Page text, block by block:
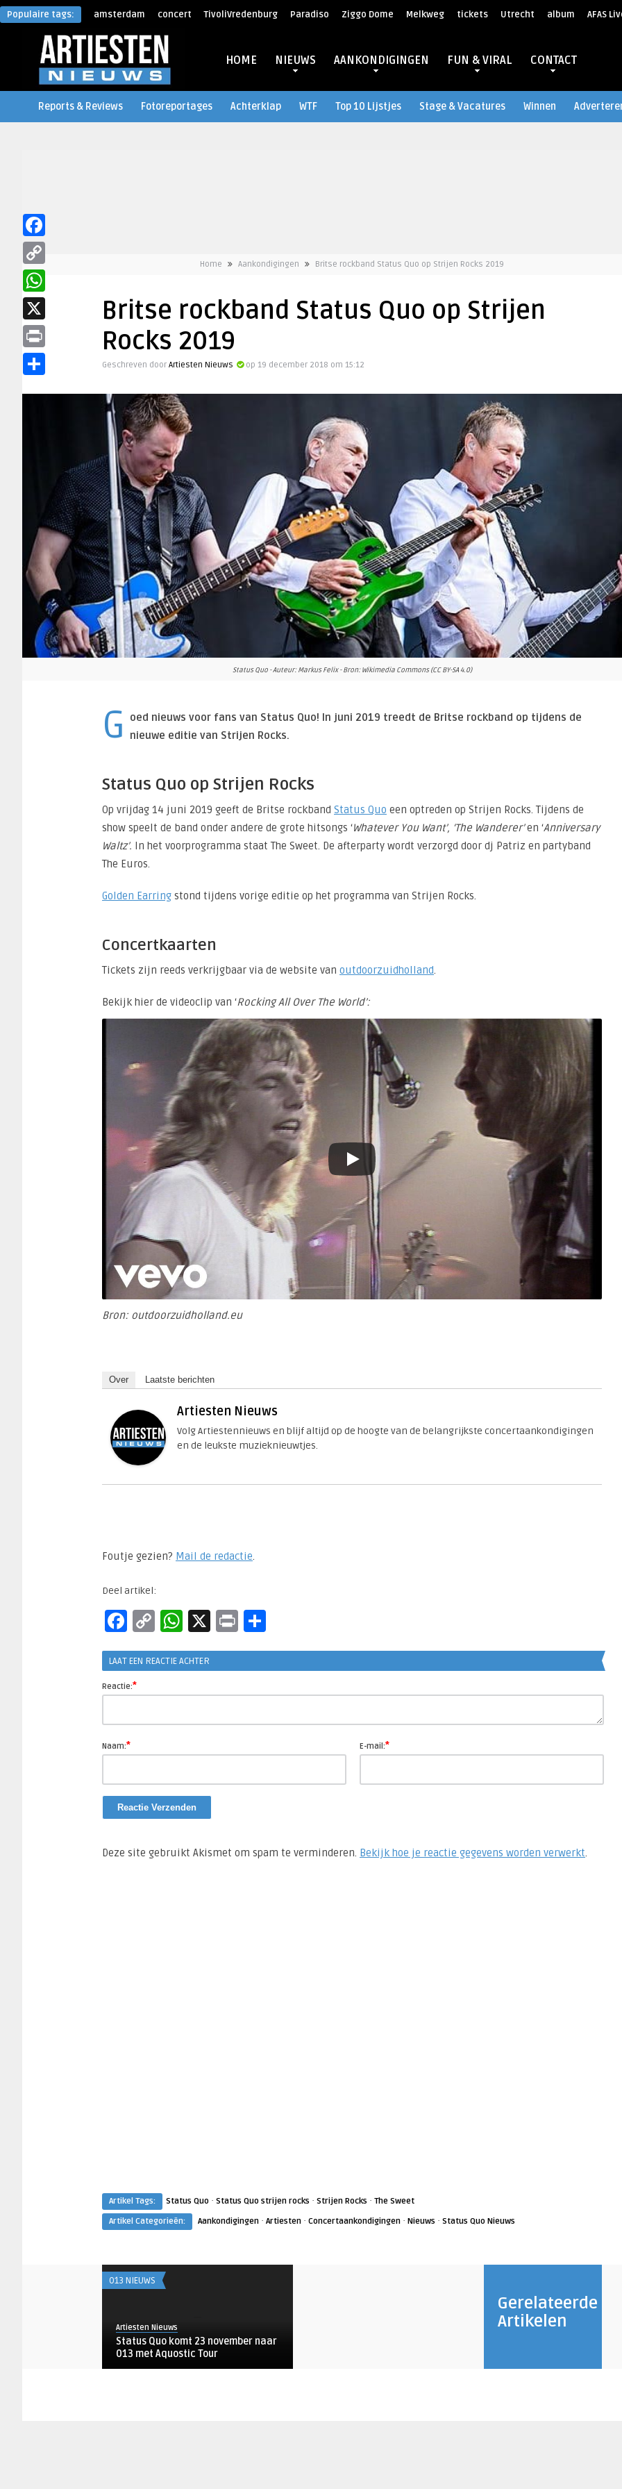
Populaire tags: amsterdam concert TivoliVredenburg Paradiso Ziggo Dome Melkweg tickets Utrecht album AFAS
HOME NIEUWS AANKONDIGINGEN FUN & VIRAL CONTACT
Reports & Reviews Fotoreportages Achterklap WTF Top 10 Lijstjes Stage & Vacatures Winnen
Home Aankondigingen Britse rockband Status Quo op Strijen Rocks 2019
Britse rockband Status Quo op Strijen
Rocks 2019
Geschreven door Artiesten Nieuws op 19 december 2018 om 15:12
Status Quo - Auteur: Markus Felix - Bron: Wikimedia Commons (CC BY-SA 4.0)
G
oed nieuws voor fans van Status Quo! In juni 2019 treedt de Britse rockband op tijdens de
nieuwe editie van Strijen Rocks.
Status Quo op Strijen Rocks
Op vrijdag 14 juni 2019 geeft de Britse rockband Status Quo een optreden op Strijen Rocks. Tijdens de
show speelt de band onder andere de grote hitsongs ‘Whatever You Want’, ‘The Wanderer’en ‘Anniversary
Waltz’. In het voorprogramma staat The Sweet. De afterparty wordt verzorgd door dj Patriz en partyband
The Euros.
Golden Earring stond tijdens vorige editie op het programma van Strijen Rocks.
Concertkaarten
Tickets zijn reeds verkrijgbaar via de website van outdoorzuidholland.
Bekijk hier de videoclip van ‘Rocking All Over The World’:
Bron: outdoorzuidholland.eu
Over Laatste berichten
Artiesten Nieuws
Volg Artiestennieuws en blijf altijd op de hoogte van de belangrijkste concertaankondigingen
en de leukste muzieknieuwtjes.
Foutje gezien? Mail de redactie.​
Deel artikel:
Facebook
CopyWhatsApp
X Print
LAAT EEN REACTIE ACHTER
Reactie:*
Naam:* E-mail:*
Deze site gebruikt Akismet om spam te verminderen. Bekijk hoe je reactie gegevens worden verwerkt.
Artikel Tags: Status Quo · Status Quo strijen rocks · Strijen Rocks · The Sweet
Artikel Categorieën:
Aankondigingen · Artiesten · Concertaankondigingen · Nieuws · Status Quo Nieuws
Gerelateerde
Artikelen
013 NIEUWS
Artiesten Nieuws
Status Quo komt 23 november naar
013 met Aquostic Tour
Facebook
Copy
Link
WhatsApp
X
Print